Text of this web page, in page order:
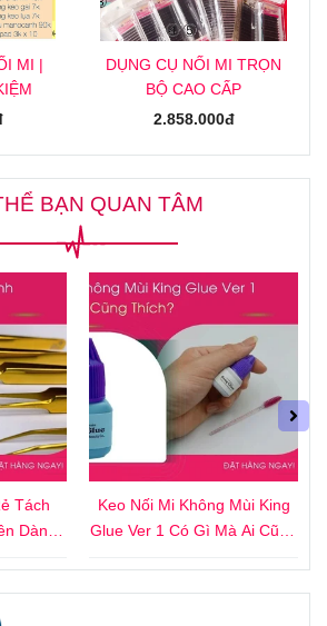
BỘ DỤNG CỤ NỐI MI |
ĐẦY ĐỦ TIẾT KIỆM
2.130.000đ
BẠN QUAN TÂM
King
Ai Cũng
Mi Fan Sẵn Hani – Chân Keo
Nhỏ, Làm Thủ Công, Mua